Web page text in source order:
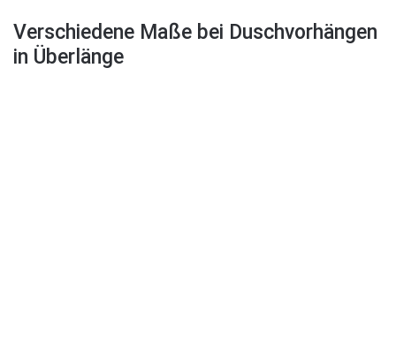
Verschiedene Maße bei Duschvorhängen
in Überlänge